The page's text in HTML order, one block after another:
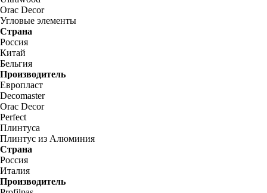
Orac Decor
Угловые элементы
Страна
Россия
Китай
Бельгия
Производитель
Европласт
Decomaster
Orac Decor
Perfect
Плинтуса
Плинтус из Алюминия
Страна
Россия
Италия
Производитель